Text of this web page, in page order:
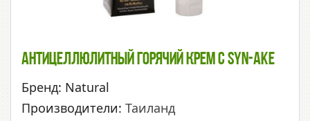
Антицеллюлитный Горячий Крем С Syn-Ake
Бренд: Natural
Производители: Таиланд